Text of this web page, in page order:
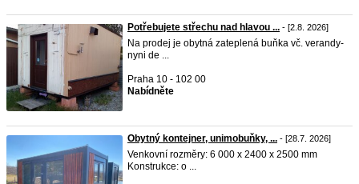
Potřebujete střechu nad hlavou ... - [2.8. 2026]
Na prodej je obytná zateplená buňka vč. verandy-
nyni de ...
Praha 10 - 102 00
Nabídněte
Obytný kontejner, unimobuňky, ... - [28.7. 2026]
Venkovní rozměry: 6 000 x 2400 x 2500 mm
Konstrukce: o ...